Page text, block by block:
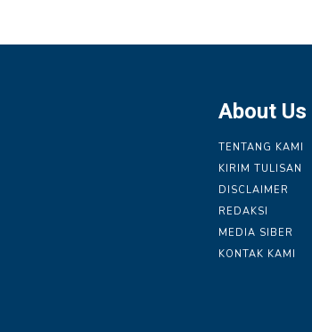
About Us
TENTANG KAMI
KIRIM TULISAN
DISCLAIMER
REDAKSI
MEDIA SIBER
KONTAK KAMI